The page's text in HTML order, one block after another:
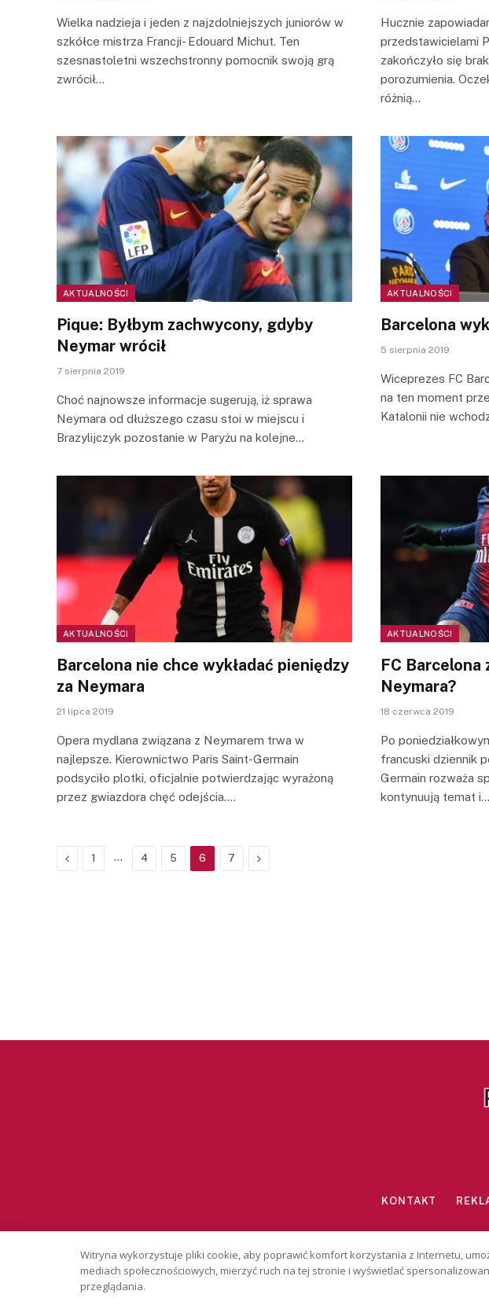
Wielka nadzieja i jeden z najzdolniejszych juniorów w
szkółce mistrza Francji- Edouard Michut. Ten
szesnastoletni wszechstronny pomocnik swoją grą
zwrócił…
Hucznie
przedstawicielami
zakończyło się
porozumienia.
różnią…
AKTUALNOŚCI
Pique: Byłbym zachwycony, gdyby
Neymar wrócił
7 sierpnia 2019
Choć najnowsze informacje sugerują, iż sprawa
Neymara od dłuższego czasu stoi w miejscu i
Brazylijczyk pozostanie w Paryżu na kolejne…
AKTUALNOŚCI
Barcelona
5 sierpnia 2019
Wiceprezes FC
na ten moment
Katalonii nie
AKTUALNOŚCI
Barcelona nie chce wykładać pieniędzy
za Neymara
21 lipca 2019
Opera mydlana związana z Neymarem trwa w
najlepsze. Kierownictwo Paris Saint-Germain
podsyciło plotki, oficjalnie potwierdzając wyrażoną
przez gwiazdora chęć odejścia.…
AKTUALNOŚCI
FC
Neymara?
18 czerwca 2019
Po
francuski dziennik
Germain rozważa
kontynuują temat i…
Previous
1 … 4 5 6 7 Next
KONTAKT
Copyright © 2026 PSGonline.pl
Witryna wykorzystuje pliki cookie, aby poprawić komfort korzystania z Internetu,
mediach społecznościowych, mierzyć ruch na tej stronie i wyświetlać
przeglądania.